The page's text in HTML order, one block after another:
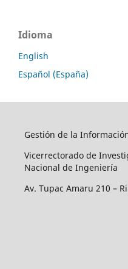
Idioma
English
Español (España)
Gestión de la
Vicerrectorado de
Nacional de Ingeniería
Av. Tupac Amaru 210 –